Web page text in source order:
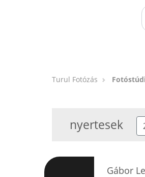
Turul Fotózás
nyertesek
Gábor